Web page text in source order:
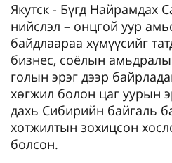
Якутск - Бүгд Найрамдах
нийслэл – онцгой уур
байдлаараа хүмүүсийг
бизнес, соёлын
голын эрэг дээр
хөгжил болон цаг уурын
дахь Сибирийн байгаль
хотжилтын зохицсон
болсон.